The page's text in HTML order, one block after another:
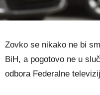
Zovko se nikako ne bi
BiH, a pogotovo ne u
odbora Federalne